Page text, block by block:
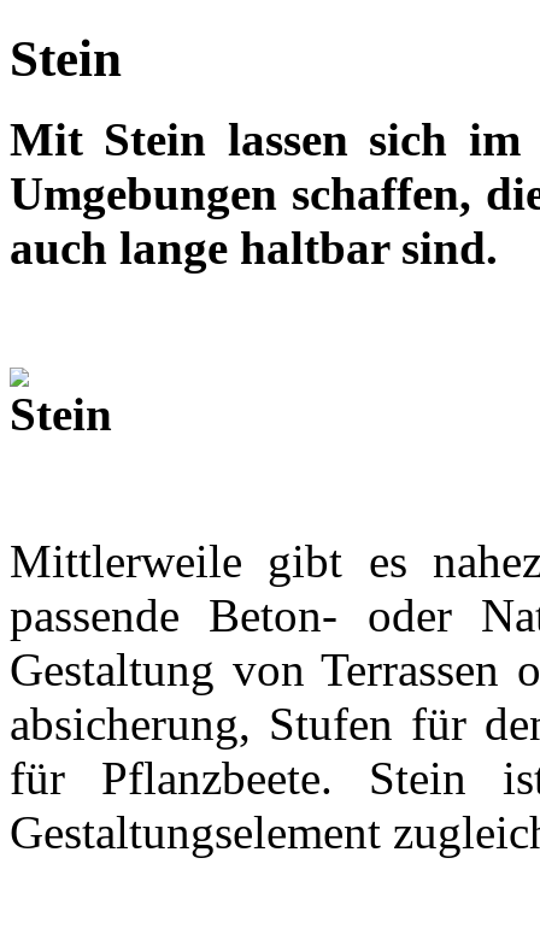
Stein
Mit Stein lassen sich
Umgebungen schaffen,
auch lange haltbar sind.
Mittlerweile gibt es
passende Beton- oder
Gestaltung von Terrassen
absicherung, Stufen für
für Pflanzbeete. Stein
Gestaltungselement